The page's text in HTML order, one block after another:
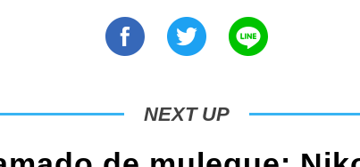
NEXT UP